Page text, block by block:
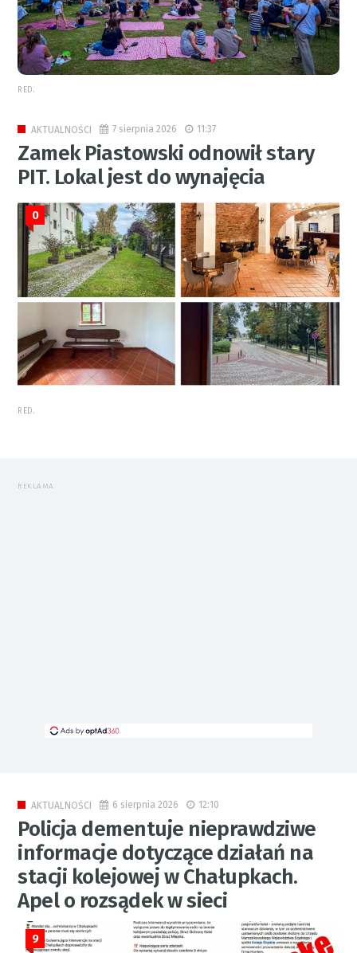
RED.
AKTUALNOŚCI 7 sierpnia 2026 11:37
Zamek Piastowski odnowił stary
PIT. Lokal jest do wynajęcia
0
RED.
REKLAMA
AKTUALNOŚCI 6 sierpnia 2026 12:10
Policja dementuje nieprawdziwe
informacje dotyczące działań na
stacji kolejowej w Chałupkach.
Apel o rozsądek w sieci
9